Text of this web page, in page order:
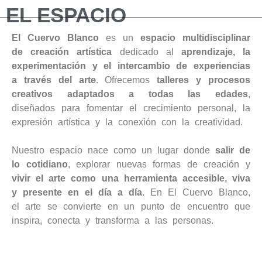
EL ESPACIO
El Cuervo Blanco es un espacio multidisciplinar
de creación artística dedicado al aprendizaje, la
experimentación y el intercambio de experiencias
a través del arte. Ofrecemostalleres y procesos
creativos adaptados a todas las edades,
diseñados para fomentar el crecimiento personal, la
expresión artística y la conexión con la creatividad.
Nuestro espacio nace como un lugar donde salir de
lo cotidiano, explorar nuevas formas de creación y
vivir el arte como una herramienta accesible, viva
y presente en el día a día. En El Cuervo Blanco,
el arte se convierte en un punto de encuentro que
inspira, conecta y transforma a las personas.